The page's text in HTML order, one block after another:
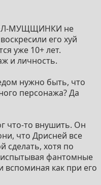
МУЩЩИНКИ не
его хуй
уже 10+ лет.
и личность.
нужно быть, что
персонажа? Да
что-то внушить. Он
что Дрисней все
сделать, хотя по
фантомные
как при его